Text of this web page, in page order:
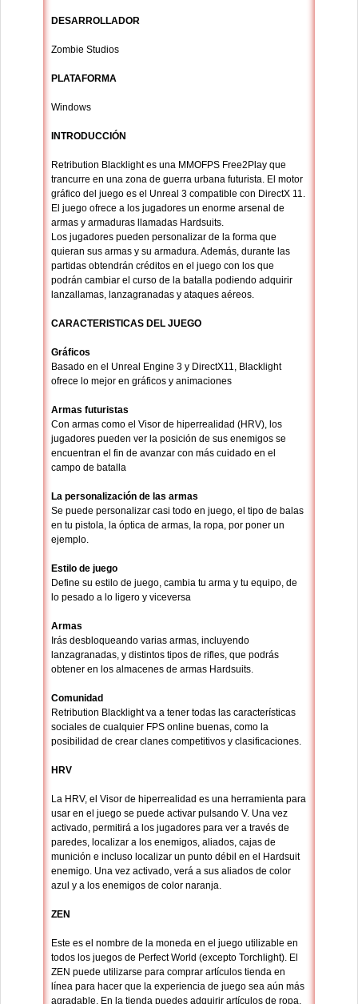
DESARROLLADOR
Zombie Studios
PLATAFORMA
Windows
INTRODUCCIÓN
Retribution Blacklight es una MMOFPS Free2Play que
trancurre en una zona de guerra urbana futurista. El motor
gráfico del juego es el Unreal 3 compatible con DirectX 11.
El juego ofrece a los jugadores un enorme arsenal de
armas y armaduras llamadas Hardsuits.
Los jugadores pueden personalizar de la forma que
quieran sus armas y su armadura. Además, durante las
partidas obtendrán créditos en el juego con los que
podrán cambiar el curso de la batalla podiendo adquirir
lanzallamas, lanzagranadas y ataques aéreos.
CARACTERISTICAS DEL JUEGO
Gráficos
Basado en el Unreal Engine 3 y DirectX11, Blacklight
ofrece lo mejor en gráficos y animaciones
Armas futuristas
Con armas como el Visor de hiperrealidad (HRV), los
jugadores pueden ver la posición de sus enemigos se
encuentran el fin de avanzar con más cuidado en el
campo de batalla
La personalización de las armas
Se puede personalizar casi todo en juego, el tipo de balas
en tu pistola, la óptica de armas, la ropa, por poner un
ejemplo.
Estilo de juego
Define su estilo de juego, cambia tu arma y tu equipo, de
lo pesado a lo ligero y viceversa
Armas
Irás desbloqueando varias armas, incluyendo
lanzagranadas, y distintos tipos de rifles, que podrás
obtener en los almacenes de armas Hardsuits.
Comunidad
Retribution Blacklight va a tener todas las características
sociales de cualquier FPS online buenas, como la
posibilidad de crear clanes competitivos y clasificaciones.
HRV
La HRV, el Visor de hiperrealidad es una herramienta para
usar en el juego se puede activar pulsando V. Una vez
activado, permitirá a los jugadores para ver a través de
paredes, localizar a los enemigos, aliados, cajas de
munición e incluso localizar un punto débil en el Hardsuit
enemigo. Una vez activado, verá a sus aliados de color
azul y a los enemigos de color naranja.
ZEN
Este es el nombre de la moneda en el juego utilizable en
todos los juegos de Perfect World (excepto Torchlight). El
ZEN puede utilizarse para comprar artículos tienda en
línea para hacer que la experiencia de juego sea aún más
agradable. En la tienda puedes adquirir artículos de ropa,